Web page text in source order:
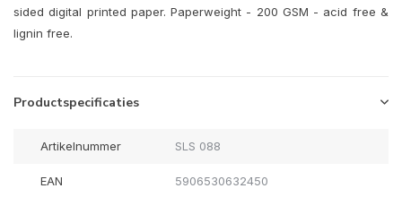
sided digital printed paper. Paperweight - 200 GSM - acid free &
lignin free.
Productspecificaties
Artikelnummer SLS 088
EAN 5906530632450